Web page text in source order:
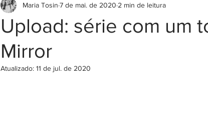
Upload: série com um
Mirror
Maria Tosin 7 de mai. de 2020 2 min de leitura
Atualizado: 11 de jul. de 2020